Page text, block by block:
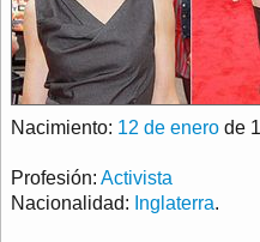
Nacimiento: 12 de enero de
Profesión: Activista
Nacionalidad: Inglaterra.